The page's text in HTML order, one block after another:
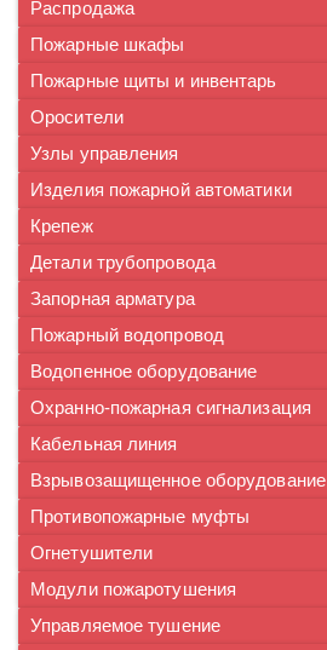
Распродажа
Пожарные шкафы
Пожарные щиты и инвентарь
Оросители
Узлы управления
Изделия пожарной автоматики
Крепеж
Детали трубопровода
Запорная арматура
Пожарный водопровод
Водопенное оборудование
Охранно-пожарная сигнализация
Кабельная линия
Взрывозащищенное оборудование
Противопожарные муфты
Огнетушители
Модули пожаротушения
Управляемое тушение